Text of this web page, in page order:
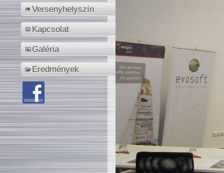
Versenyhelyszín
Kapcsolat
Galéria
Eredmények